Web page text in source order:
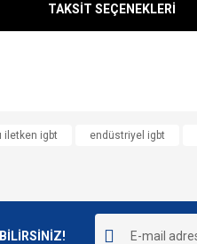
TAKSİT SEÇENEKLERİ
siz yapın!
iletken igbt endüstriyel igbt